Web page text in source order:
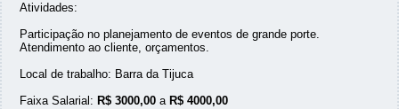
Atividades:
Participação no planejamento de eventos de grande porte.
Atendimento ao cliente, orçamentos.
Local de trabalho: Barra da Tijuca
Faixa Salarial: R$ 3000,00 a R$ 4000,00